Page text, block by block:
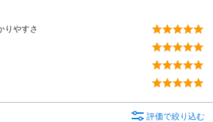
りやすさ
評価で絞り込む